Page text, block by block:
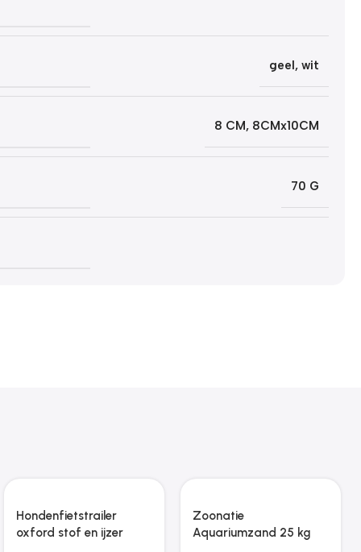
geel, wit
8 CM, 8CMx10CM
70 G
Hondenfietstrailer
oxford stof en ijzer
Zoonatie
Aquariumzand 25 kg